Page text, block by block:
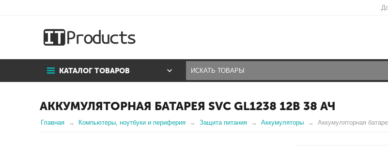
КАТАЛОГ ТОВАРОВ
АККУМУЛЯТОРНАЯ БАТАРЕЯ SVC GL1238 12В 38 АЧ
Главная Компьютеры, ноутбуки и периферия Защита питания Аккумуляторы Аккумуляторная